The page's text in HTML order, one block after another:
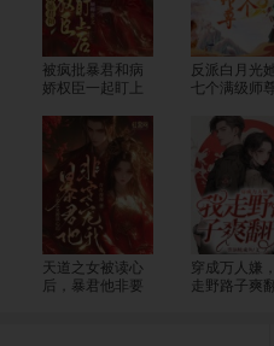
被疯批暴君和病
娇权臣一起盯上
反派白月光
七个满级师尊
天道之女被读心
后，暴君他非要
穿成万人嫌
走野路子爽